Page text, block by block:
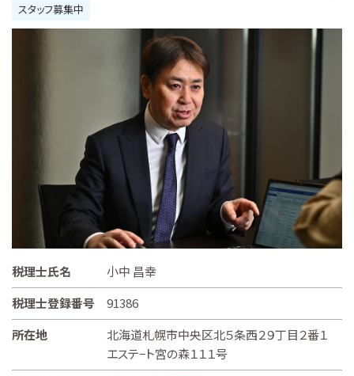
スタッフ募集中
税理士氏名
小中 昌幸
税理士登録番号
91386
所在地
北海道札幌市中央区北５条西２９丁目２番１
エステ−ト宮の森１１１号